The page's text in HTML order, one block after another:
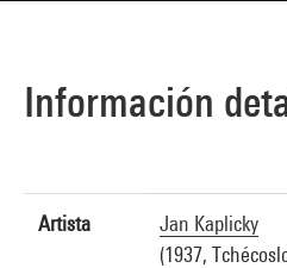
Información
Artista
Jan Kaplicky
(1937,